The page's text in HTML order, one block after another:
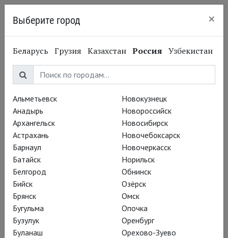
Юлия Степанова
Yulia Stepanova
Биография
Родилась в Оренбурге. В 2009 г. окончила Академию
русского балета им. А.Я. Вагановой (педагог Людмила
Сафронова).
В 2009-14 гг. танцевала в составе труппы Мариинского
театра, где исполнила множество ведущих и центральных
партий.
В сезоне 2015/16 перешла в балетную труппу Большого
театра. Репетирует под руководством Людмилы Семеняки.
Выберите город ×
Беларусь Грузия Казахстан Россия Узбекистан
Альметьевск
Анадырь
Архангельск
Астрахань
Барнаул
Батайск
Белгород
Бийск
Брянск
Бугульма
Бузулук
Буланаш
Новокузнецк
Новороссийск
Новосибирск
Новочебоксарск
Новочеркасск
Норильск
Обнинск
Озёрск
Омск
Опочка
Оренбург
Орехово-Зуево